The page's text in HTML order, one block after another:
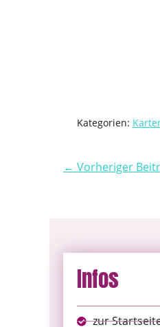
Kategorien:
← Vorheriger
Infos
zur